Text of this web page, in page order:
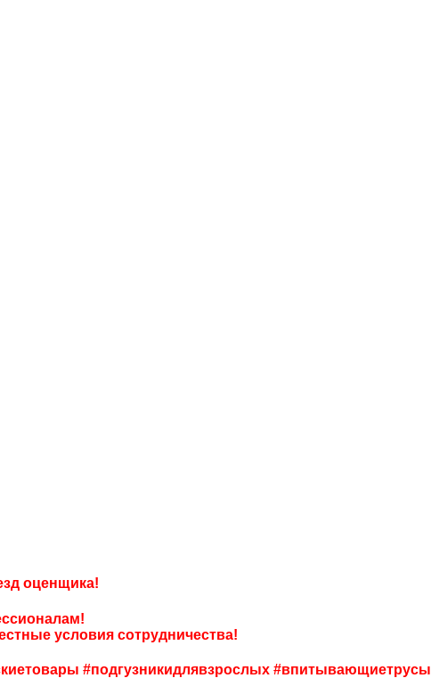
оценщика!
условия сотрудничества!
#подгузникидлявзрослых #впитывающиетрусы